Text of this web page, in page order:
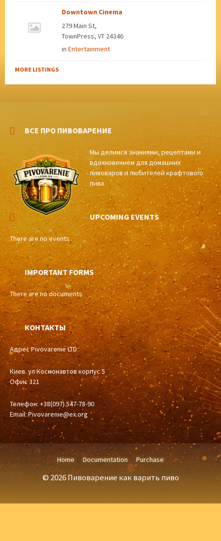
Downtown Cinema
279 Main St,
TownPress, VT 24346
in Entertainment
MORE LISTINGS
ВСЕ ПРО ПИВОВАРЕНИЕ
Мы делимся знаниями, рецептами и
вдохновением для домашних
пивоваров и любителей крафтового
пива.
UPCOMING EVENTS
There are no events
IMPORTANT FORMS
There are no documents
КОНТАКТЫ
Адрес Pivovarenie LTD
Киев. ул Космонавтов корпус 5
Офис 321
Телефон: +38(097) 547-78-90
Email: Pivovarenie@ex.org
Home Documentation Purchase
© 2026 Пивоварение как варить пиво